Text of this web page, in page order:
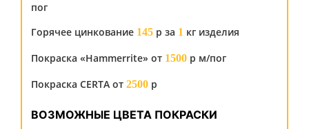
пог
Горячее цинкование 145 р за 1 кг изделия
Покраска «Hammerrite» от 1500 р м/пог
Покраска CERTA от 2500 р
ВОЗМОЖНЫЕ ЦВЕТА ПОКРАСКИ